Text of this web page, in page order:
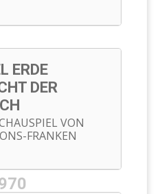
ERDE
DER
VON
FRANKEN